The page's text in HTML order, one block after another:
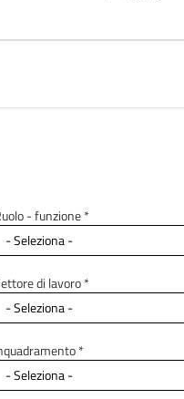
- funzione *
di lavoro *
*